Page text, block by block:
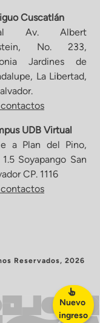
Nuevo
ingreso
Cuscatlán
Av. Albert
No. 233,
Jardines de
La Libertad,
UDB Virtual
a Plan del Pino,
1.5 Soyapango San
CP. 1116
Reservados, 2026